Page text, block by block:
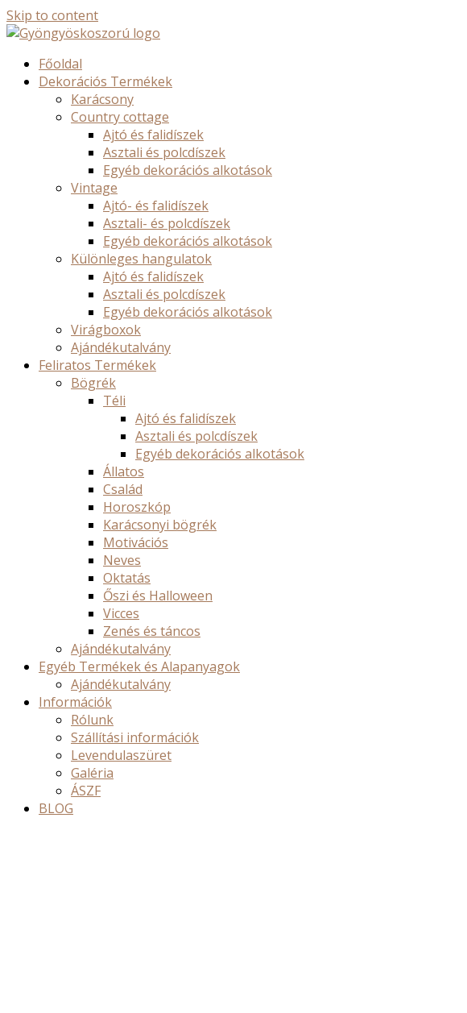
Skip to content
Főoldal
Dekorációs Termékek
Karácsony
Country cottage
Ajtó és falidíszek
Asztali és polcdíszek
Egyéb dekorációs alkotások
Vintage
Ajtó- és falidíszek
Asztali- és polcdíszek
Egyéb dekorációs alkotások
Különleges hangulatok
Ajtó és falidíszek
Asztali és polcdíszek
Egyéb dekorációs alkotások
Virágboxok
Ajándékutalvány
Feliratos Termékek
Bögrék
Téli
Ajtó és falidíszek
Asztali és polcdíszek
Egyéb dekorációs alkotások
Állatos
Család
Horoszkóp
Karácsonyi bögrék
Motivációs
Neves
Oktatás
Őszi és Halloween
Vicces
Zenés és táncos
Ajándékutalvány
Egyéb Termékek és Alapanyagok
Ajándékutalvány
Információk
Rólunk
Szállítási információk
Levendulaszüret
Galéria
ÁSZF
BLOG